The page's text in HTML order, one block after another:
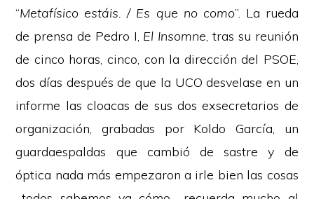
“Metafísico estáis. / Es que no como”. La rueda
de prensa de Pedro I, El Insomne, tras su reunión
de cinco horas, cinco, con la dirección del PSOE,
dos días después de que la UCO desvelase en un
informe las cloacas de sus dos exsecretarios de
organización, grabadas por Koldo García, un
guardaespaldas que cambió de sastre y de
óptica nada más empezaron a irle bien las cosas